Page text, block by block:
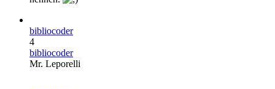
bibliocoder
4
bibliocoder
Mr. Leporelli